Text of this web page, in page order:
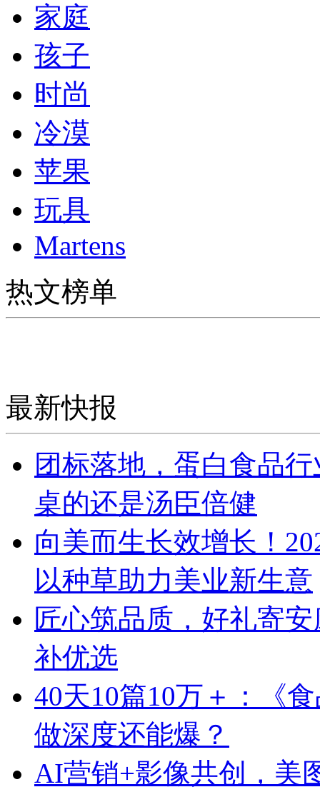
家庭
孩子
时尚
冷漠
苹果
玩具
Martens
热文榜单
最新快报
团标落地，蛋白食品
桌的还是汤臣倍健
向美而生长效增长！
以种草助力美业新生意
匠心筑品质，好礼寄
补优选
40天10篇10万＋：《
做深度还能爆？
AI营销+影像共创，美